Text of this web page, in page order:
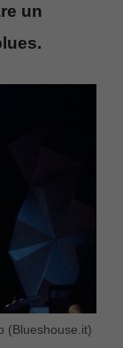
un
(Blueshouse.it)